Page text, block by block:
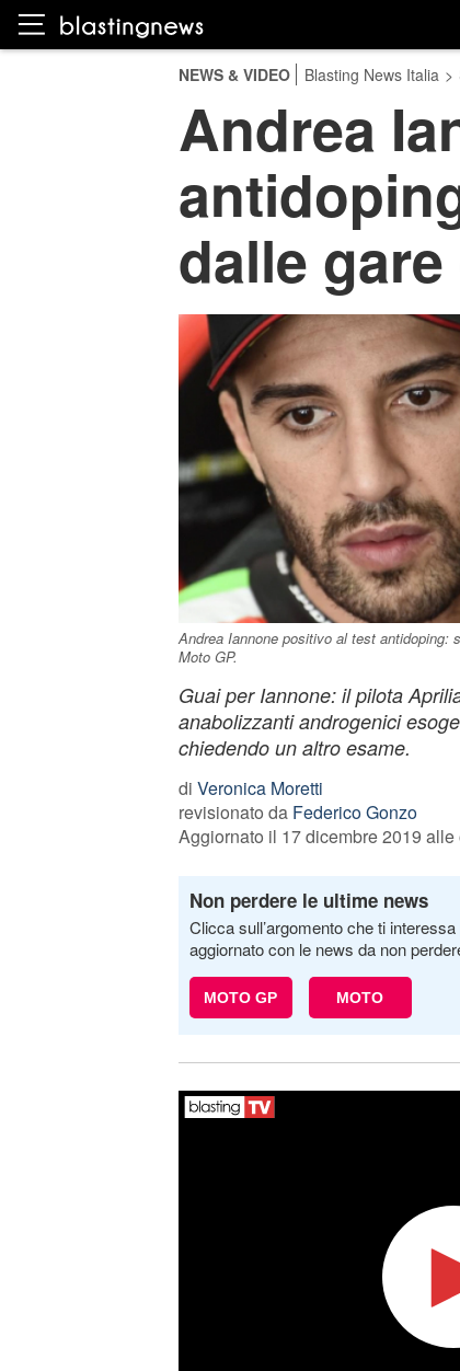
NEWS & VIDEO Blasting News Italia >
Andrea
dalle
Andrea Iannone positivo al test antidoping:
Moto GP.
Guai per Iannone: il pilota
anabolizzanti androgenici
chiedendo un altro esame.
di Veronica Moretti
revisionato da Federico Gonzo
Aggiornato il 17 dicembre 2019 alle
Non perdere le ultime news
Clicca sull’argomento che ti
aggiornato con le news da non
MOTO GP MOTO